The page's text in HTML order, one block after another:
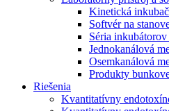
Kinetická
Softvér na
Séria
Jednokanálová
Osemkanálová
Produkty
Riešenia
Kvantitatívny